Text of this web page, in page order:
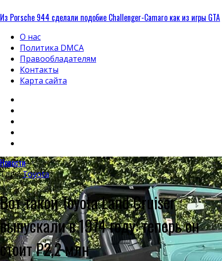
Из Porsche 944 сделали подобие Challenger-Camaro как из игры GTA
О нас
Политика DMCA
Правообладателям
Контакты
Карта сайта
Новости
Tags:Toyota
Вот такой Toyota Land Cruiser
выпускали в 1974 году: теперь он
стоит ₽2,2 млн